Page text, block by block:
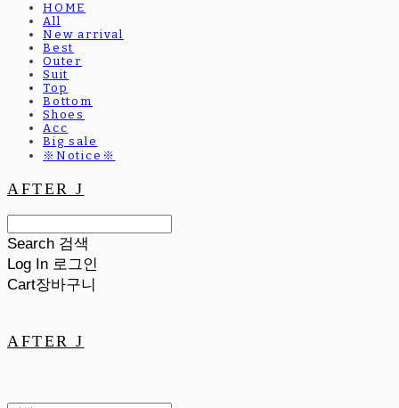
HOME
All
New arrival
Best
Outer
Suit
Top
Bottom
Shoes
Acc
Big sale
※Notice※
AFTER J
Search 검색
Log In 로그인
Cart장바구니
AFTER J